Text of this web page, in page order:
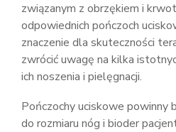
związanym z obrzękiem i
odpowiednich pończoch
znaczenie dla skuteczności
zwrócić uwagę na kilka
ich noszenia i pielęgnacji.
Pończochy uciskowe powinny
do rozmiaru nóg i bioder